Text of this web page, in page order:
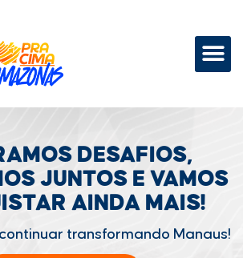
DESAFIOS,
JUNTOS E VAMOS
AINDA MAIS!
transformando Manaus!